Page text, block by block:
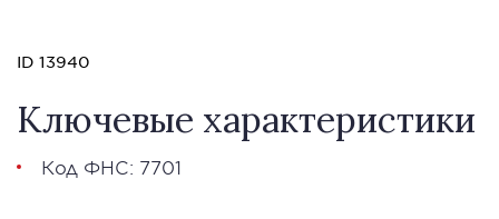
ID 13940
Ключевые характеристики
Код ФНС: 7701